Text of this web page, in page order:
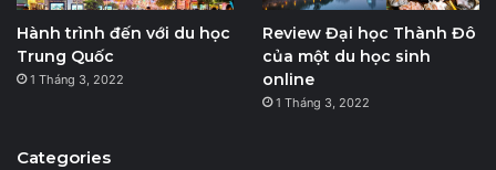
Hành trình đến với du học
Trung Quốc
1 Tháng 3, 2022
Review Đại học Thành Đô
của một du học sinh
online
1 Tháng 3, 2022
Categories